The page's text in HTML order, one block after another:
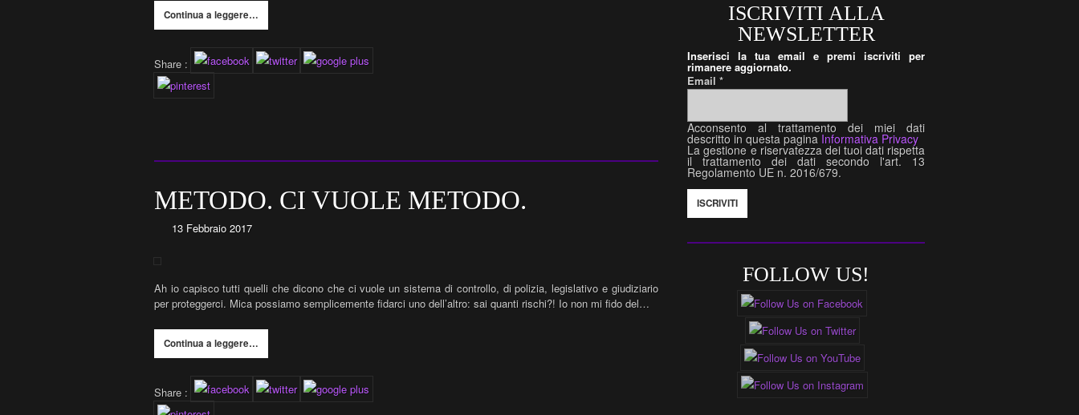
Continua a leggere…
Share :
METODO. CI VUOLE METODO.
13 Febbraio 2017
Ah io capisco tutti quelli che dicono che ci vuole un sistema di controllo, di polizia, legislativo e giudiziario
per proteggerci. Mica possiamo semplicemente fidarci uno dell’altro: sai quanti rischi?! Io non mi fido del…
Continua a leggere…
Share :
ISCRIVITI ALLA
NEWSLETTER
Inserisci la tua email e premi iscriviti per
rimanere aggiornato.
Email*
Acconsento al trattamento dei miei dati
descritto in questa pagina Informativa Privacy
La gestione e riservatezza dei tuoi dati rispetta
il trattamento dei dati secondo l'art. 13
Regolamento UE n. 2016/679.
FOLLOW US!